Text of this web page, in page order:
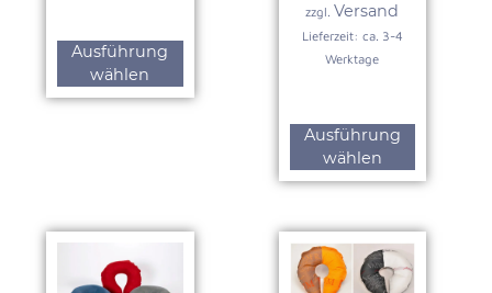
Ausführung
wählen
zzgl. Versand
Lieferzeit: ca. 3-4
Werktage
Ausführung
wählen